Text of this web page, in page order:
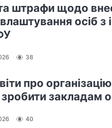
штрафи щодо
осіб з
38
про
закладам
40